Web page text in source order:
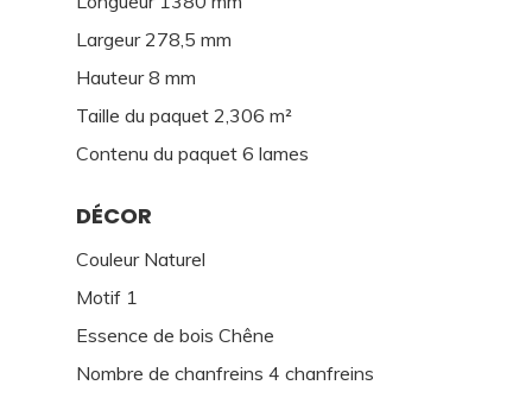
Largeur 278,5 mm
Hauteur 8 mm
Taille du paquet 2,306 m²
Contenu du paquet 6 lames
DÉCOR
Couleur Naturel
Motif 1
Essence de bois Chêne
Nombre de chanfreins 4 chanfreins